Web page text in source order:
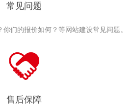
常见问题
们的报价如何？等网站建设常见问题。
售后保障